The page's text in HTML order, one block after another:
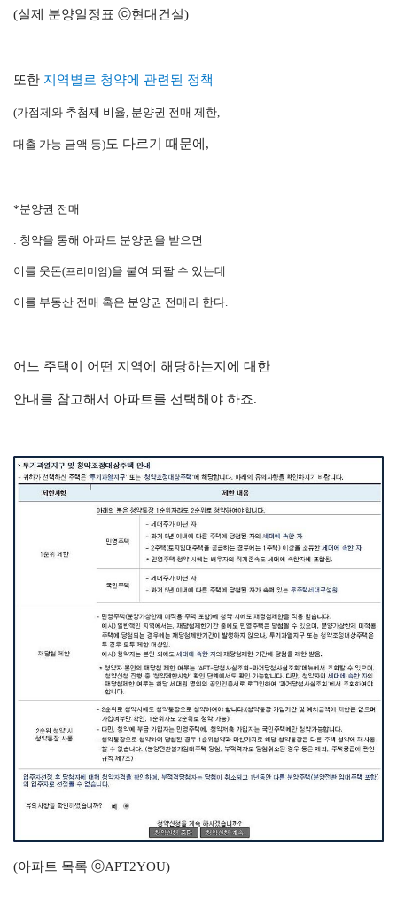
(실제 분양일정표 ⓒ현대건설)
또한 지역별로 청약에 관련된 정책
(가점제와 추첨제 비율, 분양권 전매 제한,
대출 가능 금액 등)도 다르기 때문에,
*분양권 전매
: 청약을 통해 아파트 분양권을 받으면
이를 웃돈(프리미엄)을 붙여 되팔 수 있는데
이를 부동산 전매 혹은 분양권 전매라 한다.
어느 주택이 어떤 지역에 해당하는지에 대한
안내를 참고해서 아파트를 선택해야 하죠.
(아파트 목록 ⓒAPT2YOU)